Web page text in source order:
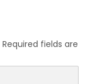
Required fields are